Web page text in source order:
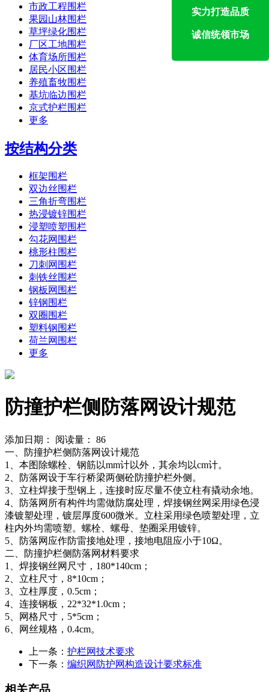
市政工程围栏
果园山林围栏
草坪绿化围栏
厂区工地围栏
体育场所围栏
居民小区围栏
养殖畜牧围栏
基坑临边围栏
京式护栏围栏
更多
按结构分类
框架围栏
双边丝围栏
三角折弯围栏
热浸镀锌围栏
浸塑喷塑围栏
勾花网围栏
桃形柱围栏
刀刺网围栏
刺铁丝围栏
钢板网围栏
锌钢围栏
双圈围栏
塑料钢围栏
荷兰网围栏
更多
防撞护栏侧防落网设计规范
添加日期： 阅读量： 86
一、防撞护栏侧防落网设计规范
1、本图除螺栓、钢筋以mm计以外，其余均以cm计。
2、防落网设于车行桥梁两侧砼防撞护栏外侧。
3、立柱焊接于型钢上，连接时应尽量不使立柱有撬动余地。
4、防落网所有构件均需做防腐处理，焊接钢丝网采用绿色浸
漆镀塑处理，镀层厚度600微米。立柱采用绿色喷塑处理，立
柱内外均需喷塑。螺栓、螺母、垫圈采用镀锌。
5、防落网应作防雷接地处理，接地电阻应小于10Ω。
二、防撞护栏侧防落网材料要求
1、焊接钢丝网尺寸，180*140cm；
2、立柱尺寸，8*10cm；
3、立柱厚度，0.5cm；
4、连接钢板，22*32*1.0cm；
5、网格尺寸，5*5cm；
6、网丝规格，0.4cm。
上一条： 护栏网技术要求
下一条： 编织网防护网构造设计要求标准
相关产品
实力打造品质
诚信统领市场